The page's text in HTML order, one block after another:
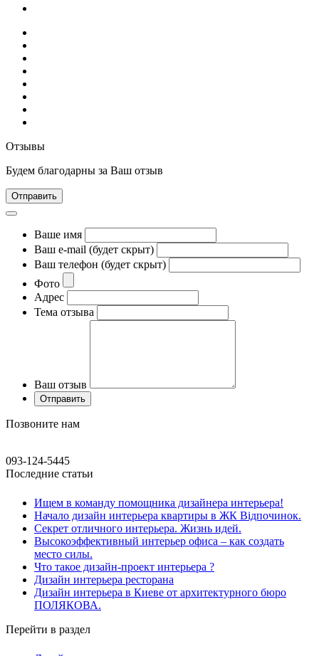
Отзывы
Будем благодарны за Ваш отзыв
Отправить
Ваше имя
Ваш e-mail (будет скрыт)
Ваш телефон (будет скрыт)
Фото
Адрес
Тема отзыва
Ваш отзыв
Позвоните нам
093-124-5445
Последние статьи
Ищем в команду помощника дизайнера интерьера!
Начало дизайн интерьера квартиры в ЖК Відпочинок.
Секрет отличного интерьера. Жизнь идей.
Высокоэффективный интерьер офиса – как создать
место силы.
Что такое дизайн-проект интерьера ?
Дизайн интерьера ресторана
Дизайн интерьера в Киеве от архитектурного бюро
ПОЛЯКОВА.
Перейти в раздел